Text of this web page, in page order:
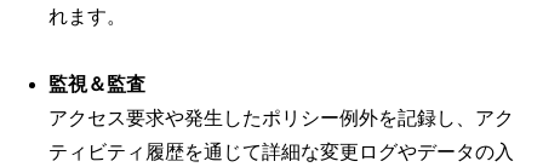
れます。
監視＆監査
アクセス要求や発生したポリシー例外を記録し、アク
ティビティ履歴を通じて詳細な変更ログやデータの入